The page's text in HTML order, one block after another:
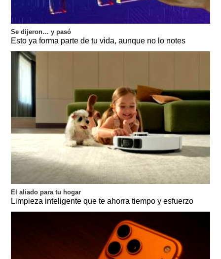
Se dijeron… y pasó
Esto ya forma parte de tu vida, aunque no lo notes
El aliado para tu hogar
Limpieza inteligente que te ahorra tiempo y esfuerzo